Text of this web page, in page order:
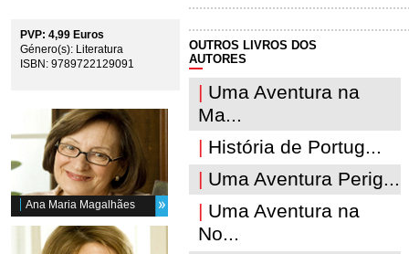
PVP: 4,99 Euros
Género(s): Literatura
ISBN: 9789722129091
Ana Maria Magalhães
OUTROS LIVROS DOS
AUTORES
| Uma Aventura na
Ma...
| História de Portug...
| Uma Aventura Perig...
| Uma Aventura na
No...